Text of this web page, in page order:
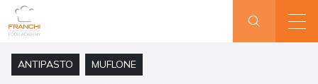
ANTIPASTO MUFLONE